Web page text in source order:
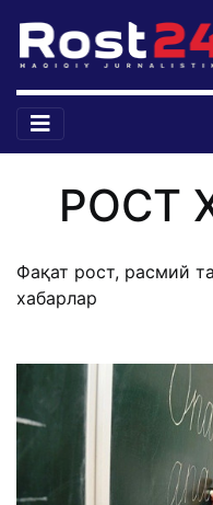
РОСТ
Фақат рост, расмий
хабарлар